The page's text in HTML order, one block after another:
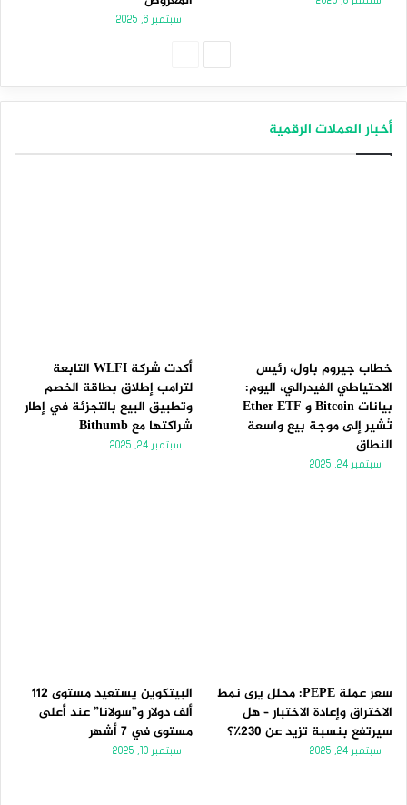
سبتمبر 6, 2025
أخبار العملات الرقمية
خطاب جيروم باول، رئيس
الاحتياطي الفيدرالي، اليوم:
بيانات Bitcoin و Ether ETF
تُشير إلى موجة بيع واسعة
النطاق
سبتمبر 24, 2025
أكدت شركة WLFI التابعة
لترامب إطلاق بطاقة الخصم
وتطبيق البيع بالتجزئة في إطار
شراكتها مع Bithumb
سبتمبر 24, 2025
سعر عملة PEPE: محلل يرى نمط
الاختراق وإعادة الاختبار – هل
سيرتفع بنسبة تزيد عن 230٪؟
سبتمبر 24, 2025
البيتكوين يستعيد مستوى 112
ألف دولار و”سولانا” عند أعلى
مستوى في 7 أشهر
سبتمبر 10, 2025